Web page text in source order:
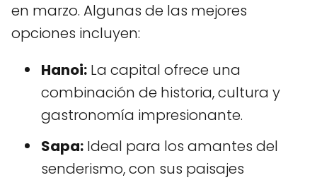
en marzo. Algunas de las mejores
opciones incluyen:
Hanoi: La capital ofrece una
combinación de historia, cultura y
gastronomía impresionante.
Sapa: Ideal para los amantes del
senderismo, con sus paisajes